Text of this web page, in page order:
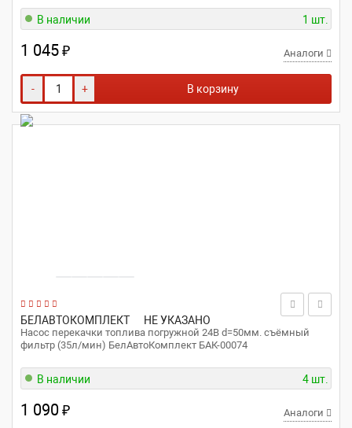
В наличии 1 шт.
1 045₽ Аналоги
- + В корзину
БЕЛАВТОКОМПЛЕКТ НЕ УКАЗАНО
Насос перекачки топлива погружной 24В d=50мм. съёмный
фильтр (35л/мин) БелАвтоКомплект БАК-00074
В наличии 4 шт.
1 090₽ Аналоги